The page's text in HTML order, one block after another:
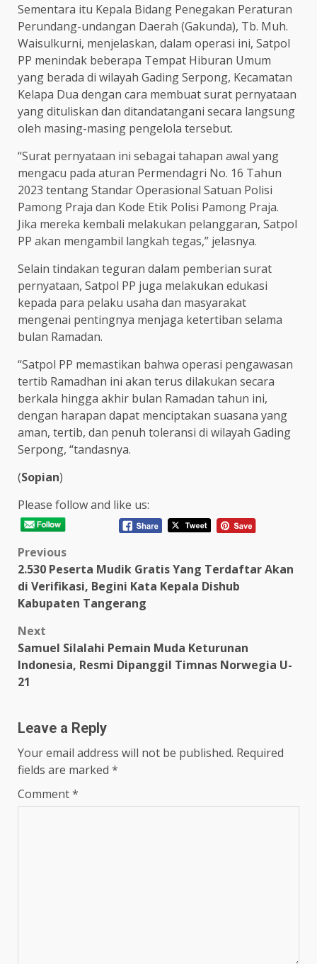
Sementara itu Kepala Bidang Penegakan Peraturan
Perundang-undangan Daerah (Gakunda), Tb. Muh.
Waisulkurni, menjelaskan, dalam operasi ini, Satpol
PP menindak beberapa Tempat Hiburan Umum
yang berada di wilayah Gading Serpong, Kecamatan
Kelapa Dua dengan cara membuat surat pernyataan
yang dituliskan dan ditandatangani secara langsung
oleh masing-masing pengelola tersebut.
“Surat pernyataan ini sebagai tahapan awal yang
mengacu pada aturan Permendagri No. 16 Tahun
2023 tentang Standar Operasional Satuan Polisi
Pamong Praja dan Kode Etik Polisi Pamong Praja.
Jika mereka kembali melakukan pelanggaran, Satpol
PP akan mengambil langkah tegas,” jelasnya.
Selain tindakan teguran dalam pemberian surat
pernyataan, Satpol PP juga melakukan edukasi
kepada para pelaku usaha dan masyarakat
mengenai pentingnya menjaga ketertiban selama
bulan Ramadan.
“Satpol PP memastikan bahwa operasi pengawasan
tertib Ramadhan ini akan terus dilakukan secara
berkala hingga akhir bulan Ramadan tahun ini,
dengan harapan dapat menciptakan suasana yang
aman, tertib, dan penuh toleransi di wilayah Gading
Serpong, “tandasnya.
(Sopian)
Please follow and like us:
Post
navigation
Previous
2.530 Peserta Mudik Gratis Yang Terdaftar Akan
di Verifikasi, Begini Kata Kepala Dishub
Kabupaten Tangerang
Next
Samuel Silalahi Pemain Muda Keturunan
Indonesia, Resmi Dipanggil Timnas Norwegia U-
21
Leave a Reply
Your email address will not be published. Required
fields are marked *
Comment*